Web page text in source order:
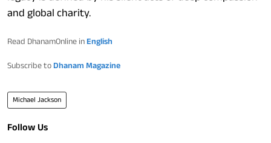
and global charity.
Read DhanamOnline in English
Subscribe to Dhanam Magazine
Michael Jackson
Follow Us